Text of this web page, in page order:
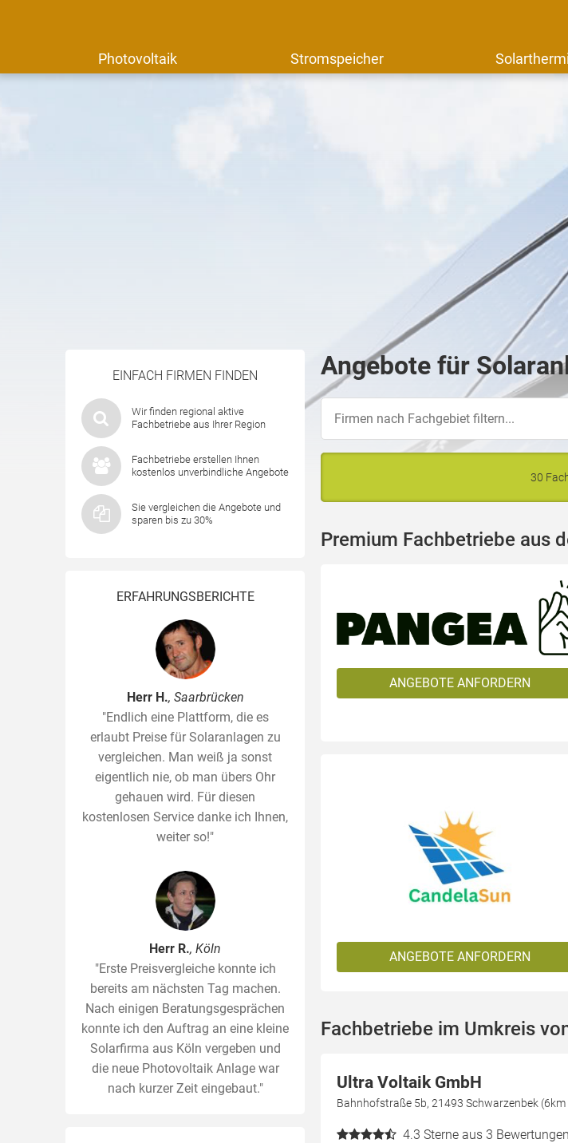
Photovoltaik Stromspeicher
EINFACH FIRMEN FINDEN
Wir finden regional aktive
Fachbetriebe aus Ihrer Region
Fachbetriebe erstellen Ihnen
kostenlos unverbindliche Angebote
Sie vergleichen die Angebote und
sparen bis zu 30%
ERFAHRUNGSBERICHTE
Herr H., Saarbrücken
"Endlich eine Plattform, die es
erlaubt Preise für Solaranlagen zu
vergleichen. Man weiß ja sonst
eigentlich nie, ob man übers Ohr
gehauen wird. Für diesen
kostenlosen Service danke ich Ihnen,
weiter so!"
Herr R., Köln
"Erste Preisvergleiche konnte ich
bereits am nächsten Tag machen.
Nach einigen Beratungsgesprächen
konnte ich den Auftrag an eine kleine
Solarfirma aus Köln vergeben und
die neue Photovoltaik Anlage war
nach kurzer Zeit eingebaut."
Angebote für
30
Premium Fachbetriebe aus
ANGEBOTE ANFORDERN
ANGEBOTE ANFORDERN
Fachbetriebe im Umkreis
Ultra Voltaik GmbH
Bahnhofstraße 5b, 21493 Schwarzenbek
4.3 Sterne aus 3 Bewertungen